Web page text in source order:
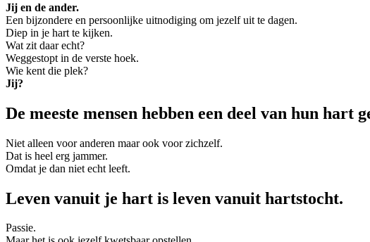
Jij en de ander.
Een bijzondere en persoonlijke uitnodiging om jezelf uit te dagen.
Diep in je hart te kijken.
Wat zit daar echt?
Weggestopt in de verste hoek.
Wie kent die plek?
Jij?
De meeste mensen hebben een deel van hun hart
Niet alleen voor anderen maar ook voor zichzelf.
Dat is heel erg jammer.
Omdat je dan niet echt leeft.
Leven vanuit je hart is leven vanuit hartstocht.
Passie.